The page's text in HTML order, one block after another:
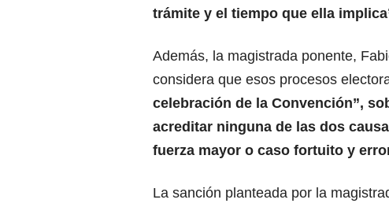
trámite y el tiempo que ella
Además, la magistrada ponente,
considera que esos procesos
celebración de la Convención”,
acreditar ninguna de las dos
fuerza mayor o caso fortuito y
La sanción planteada por la